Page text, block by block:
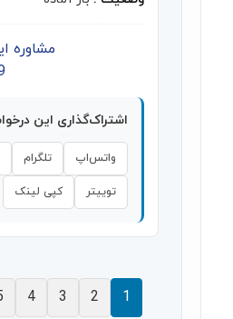
مشاوره
اشتراک‌گذاری این
واتس‌اپ تلگرام
توییتر کپی لینک
1
2
3
4